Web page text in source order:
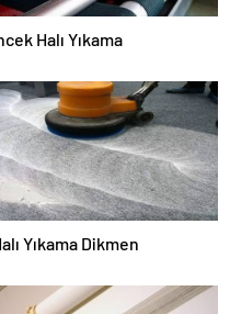
Halı Yıkama
Yıkama Dikmen